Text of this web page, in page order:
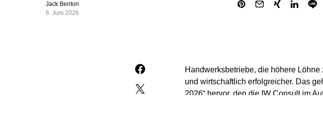
Jack Benton
6. Juni 2026
Handwerksbetriebe, die höhere
und wirtschaftlich erfolgreicher. Das
2026“ hervor, den die IW Consult im